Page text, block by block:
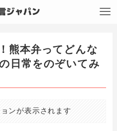
熊本弁ってどんな
日常をのぞいてみ
ンが表示されます